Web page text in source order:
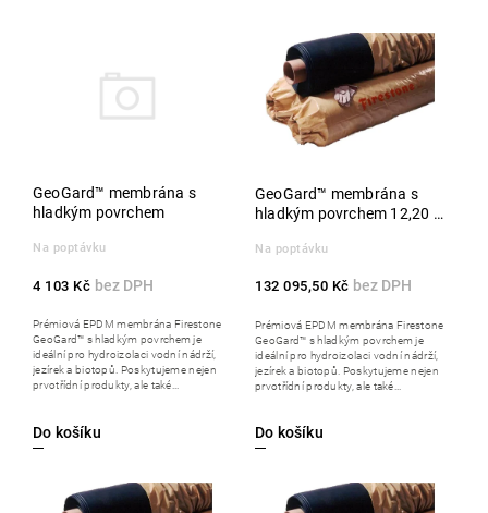
Nejprodávanější
Abecedně
GeoGard™ membrána s
hladkým povrchem
Na poptávku
4 103 Kč
Do košíku
Prémiová EPDM membrána Firestone
GeoGard™ s hladkým povrchem je
ideální pro hydroizolaci vodní nádrží,
jezírek a biotopů. Poskytujeme nejen
prvotřídní produkty, ale také...
GeoGard™ membrána s
hladkým povrchem 12,20 x
Na poptávku
132 095,50 Kč
Do košíku
Prémiová EPDM membrána Firestone
GeoGard™ s hladkým povrchem je
ideální pro hydroizolaci vodní nádrží,
jezírek a biotopů. Poskytujeme nejen
prvotřídní produkty, ale také...